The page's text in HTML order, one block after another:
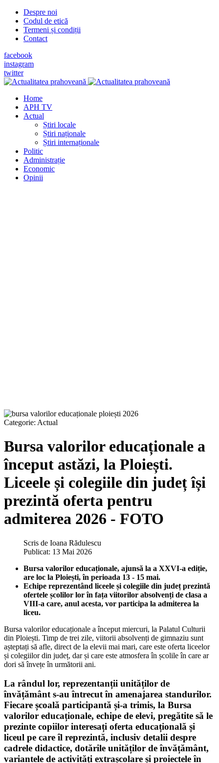
Despre noi
Codul de etică
Termeni și condiții
Contact
facebook
instagram
twitter
Home
APH TV
Actual
Știri locale
Știri naționale
Știri internaționale
Politic
Administrație
Economic
Opinii
Categorie: Actual
Bursa valorilor educaționale a
început astăzi, la Ploiești.
Liceele și colegiile din județ își
prezintă oferta pentru
admiterea 2026 - FOTO
Scris de Ioana Rădulescu
Publicat: 13 Mai 2026
Bursa valorilor educaționale, ajunsă la a XXVI-a ediție,
are loc la Ploiești, în perioada 13 - 15 mai.
Echipe reprezentând liceele și colegiile din județ prezintă
ofertele școlilor lor în fața viitorilor absolvenți de clasa a
VIII-a care, anul acesta, vor participa la admiterea la
liceu.
Bursa valorilor educaționale a început miercuri, la Palatul Culturii
din Ploiești. Timp de trei zile, viitorii absolvenți de gimnaziu sunt
așteptați să afle, direct de la elevii mai mari, care este oferta liceelor
și colegiilor din județ, dar și care este atmosfera în școlile în care ar
dori să învețe în următorii ani.
La rândul lor, reprezentanții unităților de
învățământ s-au întrecut în amenajarea standurilor.
Fiecare școală participantă și-a trimis, la Bursa
valorilor educaționale, echipe de elevi, pregătite să le
prezinte copiilor interesați oferta educațională și
liceul pe care îl reprezintă, inclusiv detalii despre
cadrele didactice, dotările unităților de învățământ,
variantele de activități extrașcolare și proiectele în